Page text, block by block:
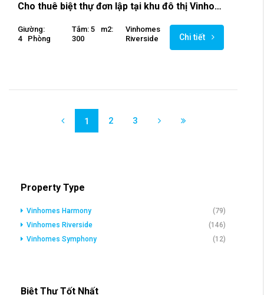
Cho thuê biệt thự đơn lập tại khu đô thị Vinhomes Riverside
Giường:
4
Phòng
Tắm: 5
M2:
300
Vinhomes
Riverside
Chi tiết
1 2 3
Property Type
Vinhomes Harmony
(79)
Vinhomes Riverside
(146)
Vinhomes Symphony
(12)
Biệt Thự Tốt Nhất